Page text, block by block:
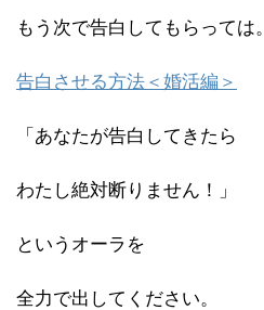
もう次で告白してもらっては。
告白させる方法＜婚活編＞
「あなたが告白してきたら
わたし絶対断りません！」
というオーラを
全力で出してください。